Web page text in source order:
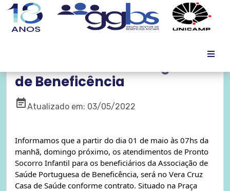
de Beneficência
event_noteAtualizado em: 03/05/2022
Informamos que a partir do dia 01 de maio às 07hs da
manhã, domingo próximo, os atendimentos de Pronto
Socorro Infantil para os beneficiários da Associação de
Saúde Portuguesa de Beneficência, será no Vera Cruz
Casa de Saúde conforme contrato. Situado na Praça